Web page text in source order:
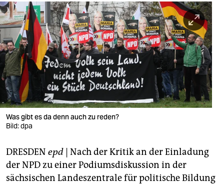
berlin
nord
wahrheit
verlag
verlag
veranstaltungen
fragen & hilfe
unterstützen
Was gibt es da denn auch zu reden?
Bild: dpa
DRESDEN epd | Nach der Kritik an der Einladung
der NPD zu einer Podiumsdiskussion in der
sächsischen Landeszentrale für politische Bildung